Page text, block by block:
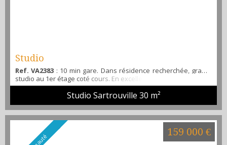
Studio
Ref. VA2383 : 10 min gare. Dans résidence recherchée, grand
studio au 1er étage coté cours. En excellent état avec une cave.
Vendu loué 650 € CC. Venez le visiter avec Alibi immobilier...
Studio Sartrouville 30 m²
159 000 €